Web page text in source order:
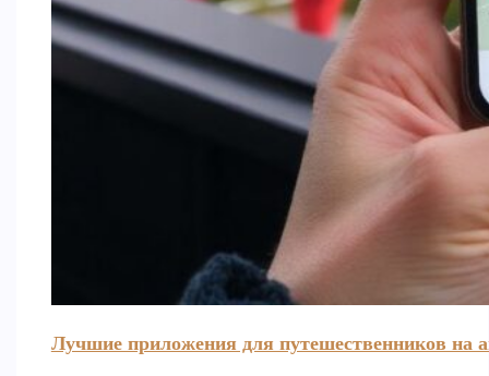
Лучшие приложения для путешественников на